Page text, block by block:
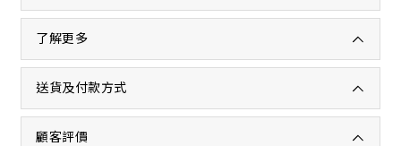
了解更多
送貨及付款方式
顧客評價